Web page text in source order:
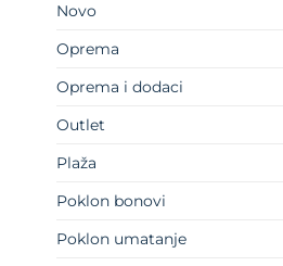
Novo
Oprema
Oprema i dodaci
Outlet
Plaža
Poklon bonovi
Poklon umatanje